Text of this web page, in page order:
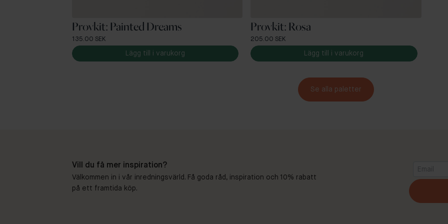
Provkit: Painted Dreams
135.00 SEK
Lägg till i varukorg
Provkit: Rosa
205.00 SEK
Lägg till i varukorg
Se alla paletter
Vill du få mer inspiration?
Välkommen in i vår inredningsvärld. Få goda råd, inspiration och 10% rabatt
på ett framtida köp.